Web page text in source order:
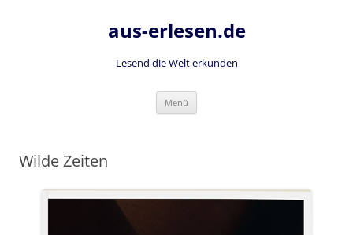
aus-erlesen.de
Lesend die Welt erkunden
Menü
Wilde Zeiten